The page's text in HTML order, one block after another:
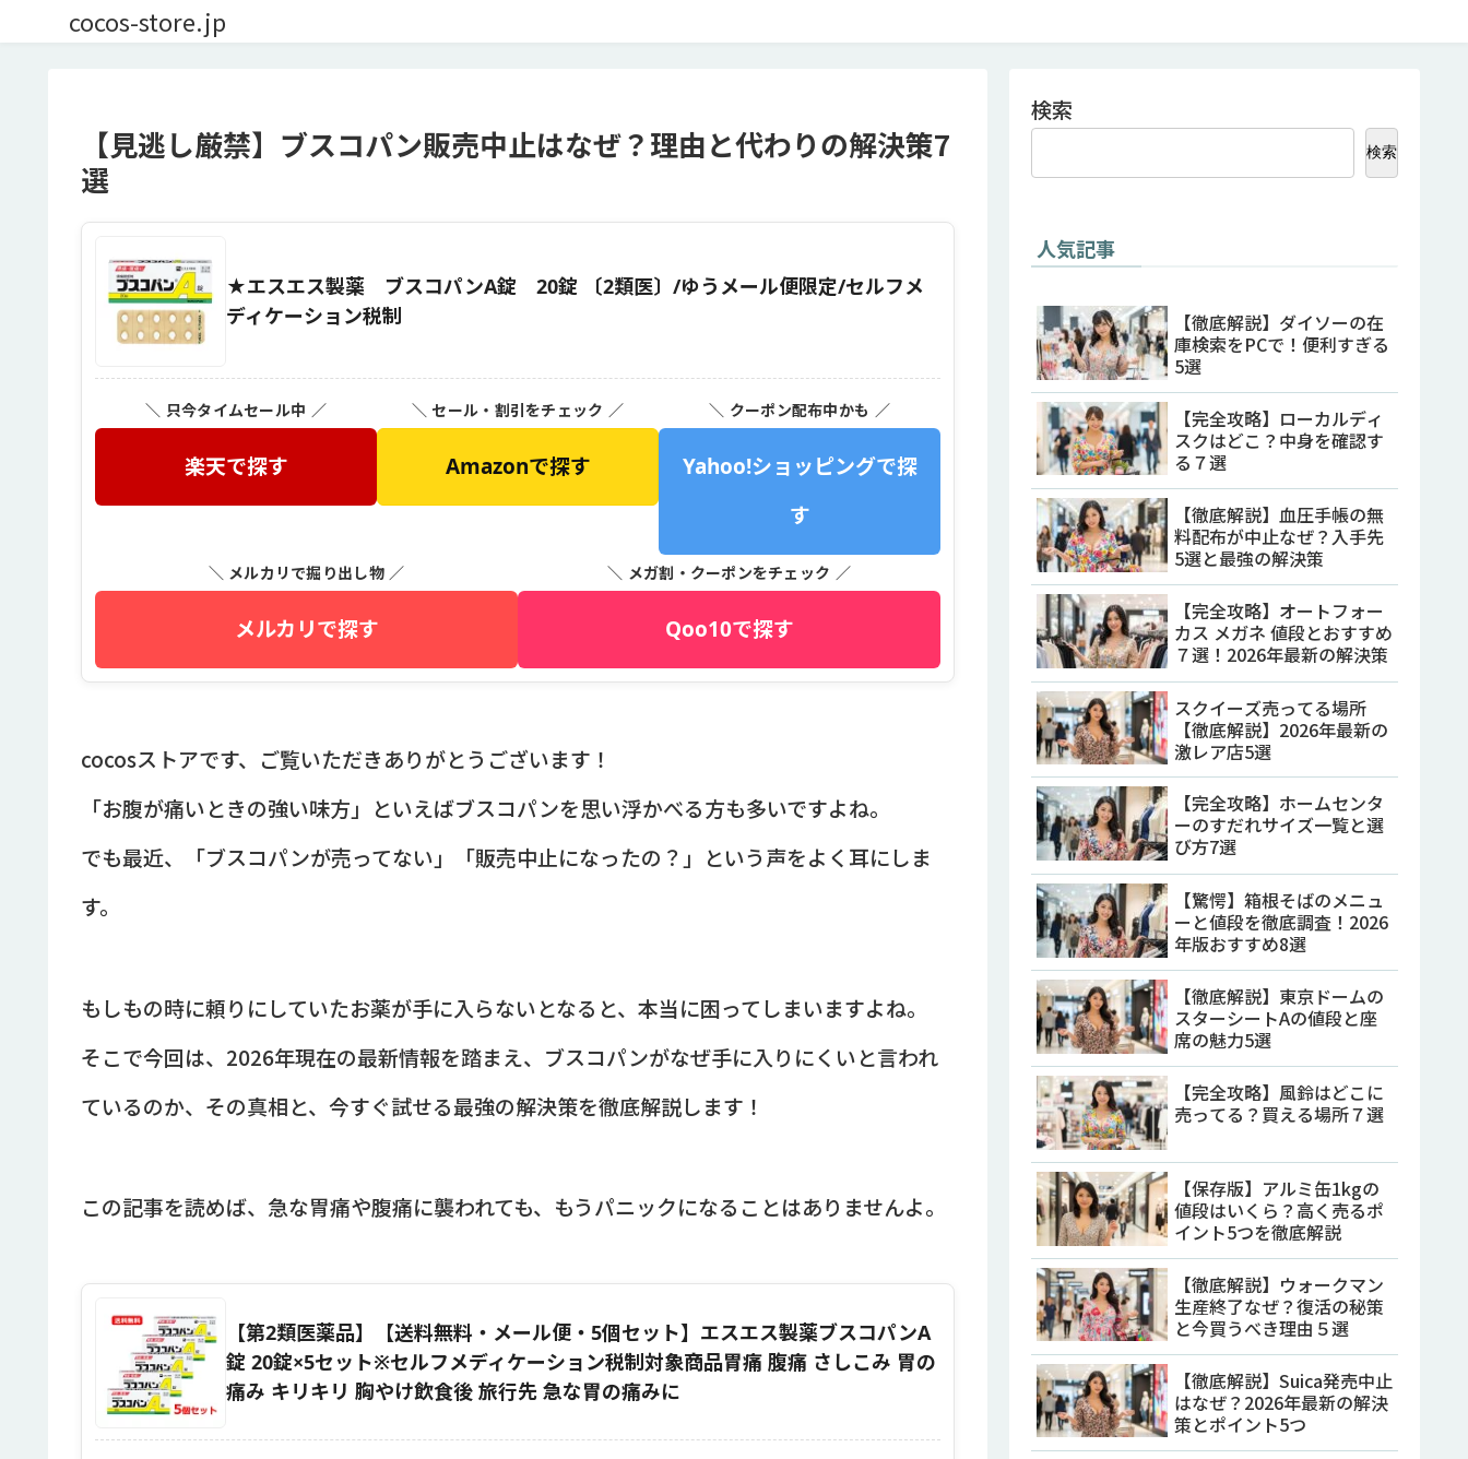
cocos-store.jp
【見逃し厳禁】ブスコパン販売中止はなぜ？理由と代わりの解決策7
選
★エスエス製薬 ブスコパンA錠 20錠 〔2類医〕/ゆうメール便限定/セルフメ
ディケーション税制
＼ 只今タイムセール中 ／
楽天で探す
＼ セール・割引をチェック ／
Amazonで探す
＼ クーポン配布中かも ／
Yahoo!ショッピングで探
す
＼ メルカリで掘り出し物 ／
メルカリで探す
＼ メガ割・クーポンをチェック ／
Qoo10で探す
cocosストアです、ご覧いただきありがとうございます！
「お腹が痛いときの強い味方」といえばブスコパンを思い浮かべる方も多いですよね。
でも最近、「ブスコパンが売ってない」「販売中止になったの？」という声をよく耳にしま
す。
もしもの時に頼りにしていたお薬が手に入らないとなると、本当に困ってしまいますよね。
そこで今回は、2026年現在の最新情報を踏まえ、ブスコパンがなぜ手に入りにくいと言われ
ているのか、その真相と、今すぐ試せる最強の解決策を徹底解説します！
この記事を読めば、急な胃痛や腹痛に襲われても、もうパニックになることはありませんよ。
【第2類医薬品】【送料無料・メール便・5個セット】エスエス製薬ブスコパンA
錠 20錠×5セット※セルフメディケーション税制対象商品胃痛 腹痛 さしこみ 胃の
痛み キリキリ 胸やけ飲食後 旅行先 急な胃の痛みに
検索
検索
人気記事
【徹底解説】ダイソーの在
庫検索をPCで！便利すぎる
5選
【完全攻略】ローカルディ
スクはどこ？中身を確認す
る７選
【徹底解説】血圧手帳の無
料配布が中止なぜ？入手先
5選と最強の解決策
【完全攻略】オートフォー
カス メガネ 値段とおすすめ
７選！2026年最新の解決策
スクイーズ売ってる場所
【徹底解説】2026年最新の
激レア店5選
【完全攻略】ホームセンタ
ーのすだれサイズ一覧と選
び方7選
【驚愕】箱根そばのメニュ
ーと値段を徹底調査！2026
年版おすすめ8選
【徹底解説】東京ドームの
スターシートAの値段と座
席の魅力5選
【完全攻略】風鈴はどこに
売ってる？買える場所７選
【保存版】アルミ缶1kgの
値段はいくら？高く売るポ
イント5つを徹底解説
【徹底解説】ウォークマン
生産終了なぜ？復活の秘策
と今買うべき理由５選
【徹底解説】Suica発売中止
はなぜ？2026年最新の解決
策とポイント5つ